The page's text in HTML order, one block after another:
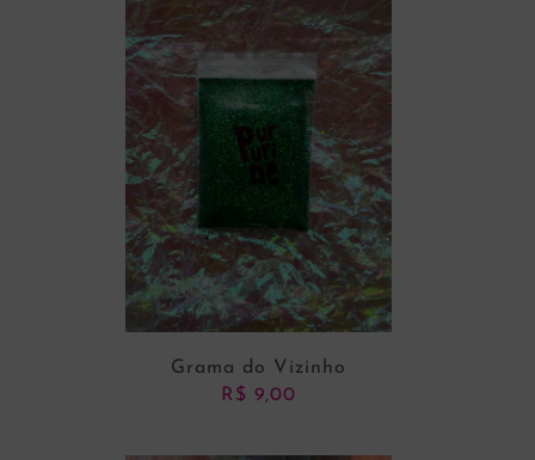
ADICIONAR AO CARRINHO
Grama do Vizinho
R$ 9,00